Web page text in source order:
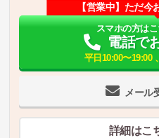
メール
【営業中】ただ
スマホの方は
電話で
平日10:00〜19:00
詳細はこ